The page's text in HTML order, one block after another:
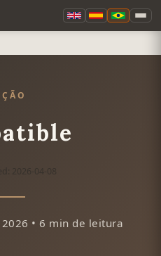
2026 • 6 min de leitura